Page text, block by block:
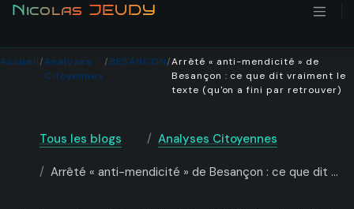
Se rendre au contenu
Nicolas JEUDY
Accueil/Analyses
Citoyennes
/BESANCON/Arrêté « anti-mendicité » de
Besançon : ce que dit vraiment le
texte (qu'on a fini par retrouver)
BESANCON CITOYENNETE
MANDATURE-FAGAUT
Tous les blogs Analyses Citoyennes
Arrêté « anti-mendicité » de Besançon : ce que dit vraiment le texte (qu'on a fini par retrouver)